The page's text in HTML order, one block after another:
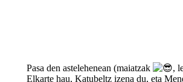
Pasa den astelehenean (maiatzak
,
Elkarte hau, Katubeltz izena du, eta